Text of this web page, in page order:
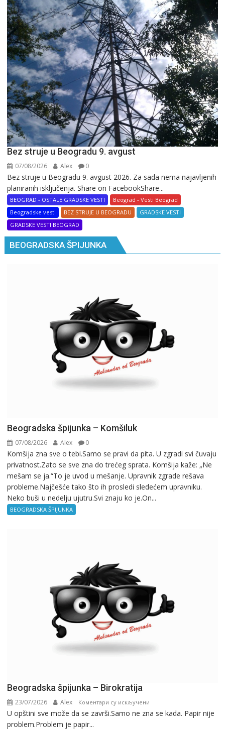
Bez struje u Beogradu 9. avgust
07/08/2026 Alex 0
Bez struje u Beogradu 9. avgust 2026. Za sada nema najavljenih
planiranih isključenja. Share on FacebookShare...
BEOGRAD - OSTALE GRADSKE VESTI
Beograd - Vesti Beograd
Beogradske vesti
BEZ STRUJE U BEOGRADU
GRADSKE VESTI
GRADSKE VESTI BEOGRAD
BEOGRADSKA ŠPIJUNKA
Beogradska špijunka – Komšiluk
07/08/2026 Alex 0
Komšija zna sve o tebi.Samo se pravi da pita. U zgradi svi čuvaju
privatnost.Zato se sve zna do trećeg sprata. Komšija kaže: „Ne
mešam se ja.“To je uvod u mešanje. Upravnik zgrade rešava
probleme.Najčešće tako što ih prosledi sledećem upravniku.
Neko buši u nedelju ujutru.Svi znaju ko je.On...
BEOGRADSKA ŠPIJUNKA
Beogradska špijunka – Birokratija
23/07/2026 Alex Коментари су искључени
Beogradska
U opštini sve može da se završi.Samo ne zna se kada. Papir nije
problem.Problem je papir...